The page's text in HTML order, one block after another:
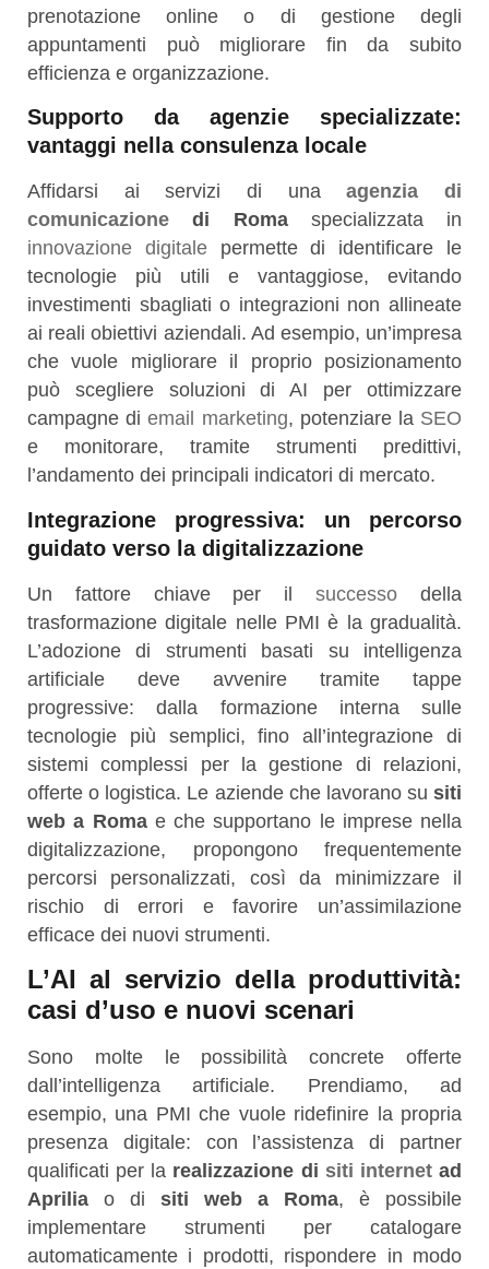
prenotazione online o di gestione degli
appuntamenti può migliorare fin da subito
efficienza e organizzazione.
Supporto da agenzie specializzate:
vantaggi nella consulenza locale
Affidarsi ai servizi di unaagenzia di
comunicazione di Romaspecializzata in
innovazione digitalepermette di identificare le
tecnologie più utili e vantaggiose, evitando
investimenti sbagliati o integrazioni non allineate
ai reali obiettivi aziendali. Ad esempio, un’impresa
che vuole migliorare il proprio posizionamento
può scegliere soluzioni di AI per ottimizzare
campagne diemail marketing, potenziare la SEO
e monitorare, tramite strumenti predittivi,
l’andamento dei principali indicatori di mercato.
Integrazione progressiva: un percorso
guidato verso la digitalizzazione
Un fattore chiave per ilsuccesso della
trasformazione digitale nelle PMI è la gradualità.
L’adozione di strumenti basati su intelligenza
artificiale deve avvenire tramite tappe
progressive: dalla formazione interna sulle
tecnologie più semplici, fino all’integrazione di
sistemi complessi per la gestione di relazioni,
offerte o logistica. Le aziende che lavorano su siti
web a Romae che supportano le imprese nella
digitalizzazione, propongono frequentemente
percorsi personalizzati, così da minimizzare il
rischio di errori e favorire un’assimilazione
efficace dei nuovi strumenti.
L’AI al servizio della produttività:
casi d’uso e nuovi scenari
Sono molte le possibilità concrete offerte
dall’intelligenza artificiale. Prendiamo, ad
esempio, una PMI che vuole ridefinire la propria
presenza digitale: con l’assistenza di partner
qualificati per la realizzazione di siti internetad
Aprilia o di siti web a Roma, è possibile
implementare strumenti per catalogare
automaticamente i prodotti, rispondere in modo